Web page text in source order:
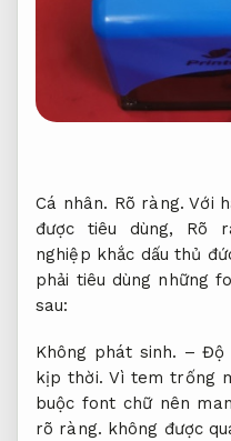
Cá nhân. Rõ ràng. Với
được tiêu dùng, Rõ
nghiệp khắc dấu thủ
phải tiêu dùng những
sau:
Không phát sinh. – Độ
kịp thời. Vì tem trống
buộc font chữ nên
rõ ràng. không được